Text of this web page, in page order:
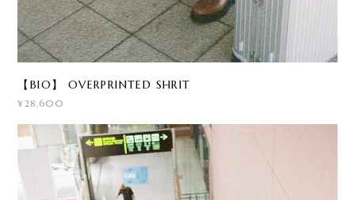
【BIO】 OVERPRINTED SHRIT
¥28,600